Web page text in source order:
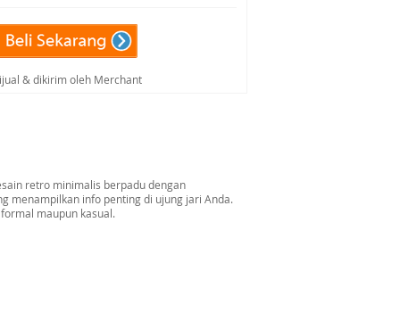
& dikirim oleh Merchant
retro minimalis berpadu dengan
menampilkan info penting di ujung jari Anda.
maupun kasual.